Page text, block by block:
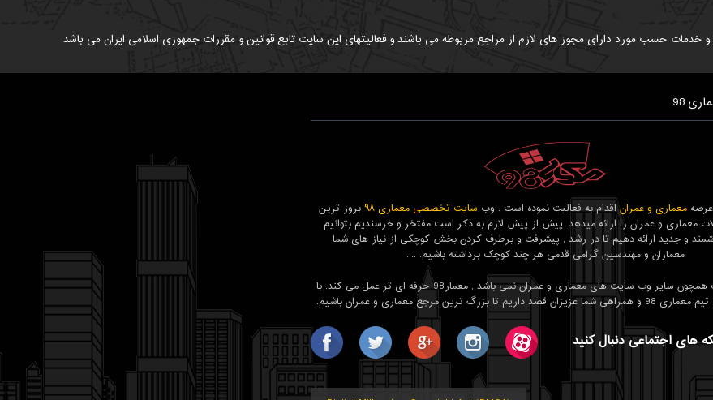
و خدمات حسب مورد دارای مجوز های لازم از مراجع مربوطه می باشند و فعالیتهای این سایت تابع قوانین و مقررات جمهوری اسلامی ایران می باشد
98
معماری و عمراناقدام به فعالیت نموده است . وب سایت تخصصی معماری ۹۸
بروز ترین
معماری و عمران را ارائه میدهد. پیش از پیش لازم به ذکر است مفتخر و خرسندیم بتوانیم
و جدید ارائه دهیم تا در رشد , پیشرفت و برطرف کردن بخش کوچکی از نیاز های شما
معماران و مهندسین گرامی قدمی هر چند کوچک برداشته باشیم. ....
هدف ما فعالیت همچون سایر وب سایت های معماری و عمران نمی باشد , معمار98 حرفه ای تر عمل می کند. با
تا بزرگ ترین مرجع معماری و عمران باشیم.
های اجتماعی دنبال کنید